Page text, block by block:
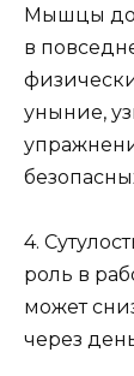
Мышцы
в
уныние,
4.
роль в
может
через